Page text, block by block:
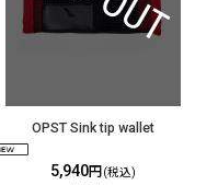
OPST Sink tip wallet
5,940円 (税込)